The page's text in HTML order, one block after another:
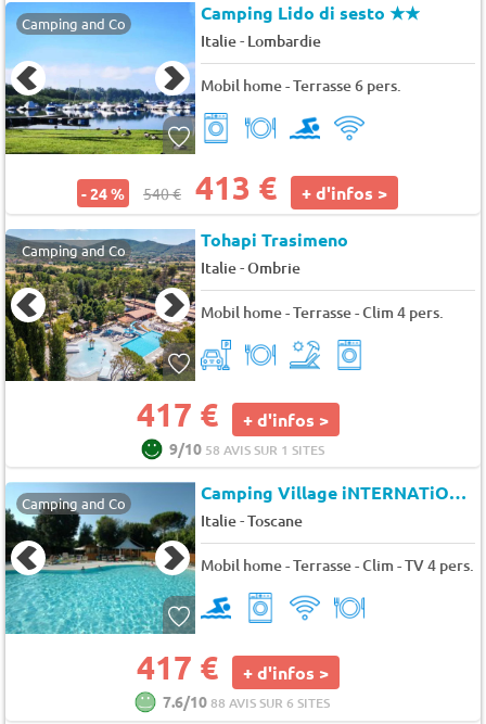
Camping and Co Camping Lido di sesto★★
Italie- Lombardie
Mobil home - Terrasse 6 pers.
- 24 % 540 € 413 € + d'infos >
Camping and Co Tohapi Trasimeno
Italie-Ombrie
Mobil home - Terrasse - Clim 4 pers.
417 € + d'infos >
9/10 58 AVIS SUR 1 SITES
Camping and Co Camping Village iNTERNATiONAL St. Michael
Italie-Toscane
Mobil home - Terrasse - Clim - TV 4 pers.
417 € + d'infos >
7.6/1088 AVIS SUR 6 SITES